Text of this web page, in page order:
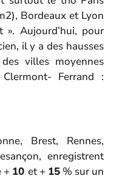
Bordeaux et Lyon
Aujourd’hui, pour
il y a des hausses
villes moyennes
Ferrand :
Brest, Rennes,
enregistrent
+ 10 et + 15% sur un